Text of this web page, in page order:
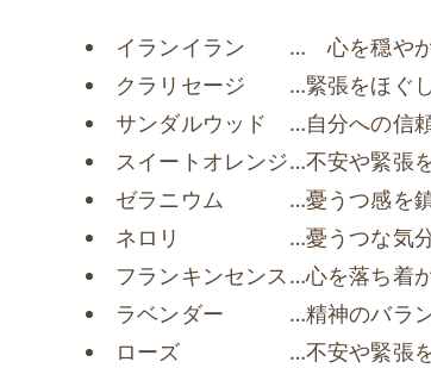
イランイラン … 心を穏やか
クラリセージ …緊張をほぐし
サンダルウッド …自分への信
スイートオレンジ…不安や緊張
ゼラニウム …憂うつ感を鎮
ネロリ …憂うつな気分を
フランキンセンス…心を落ち着
ラベンダー …精神のバラン
ローズ …不安や緊張を和